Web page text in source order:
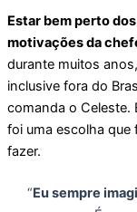
Estar bem perto
motivações da
durante muitos
inclusive fora do
comanda o Celeste.
foi uma escolha que
fazer.
“Eu sempre